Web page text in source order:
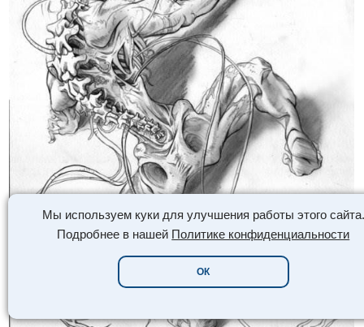
Мы используем куки для улучшения работы этого сайта.
Подробнее в нашей Политике конфиденциальности
ОК